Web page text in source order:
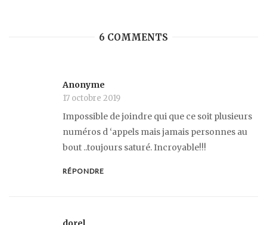
6 COMMENTS
Anonyme
17 octobre 2019
Impossible de joindre qui que ce soit plusieurs
numéros d ‘appels mais jamais personnes au
bout ..toujours saturé. Incroyable!!!
RÉPONDRE